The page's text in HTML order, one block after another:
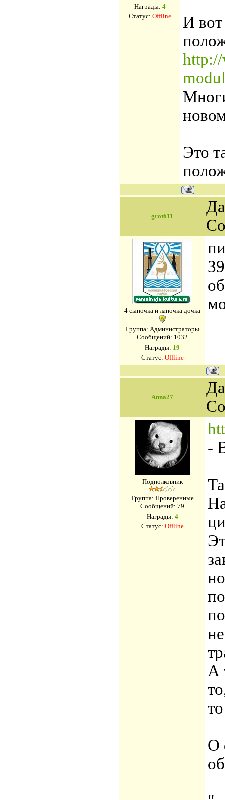
Награды: 4
Статус: Offline
И вот
Это
grot611
4 сыночка и лапочка дочка
Группа: Администраторы
Сообщений: 1032
Награды: 19
Статус: Offline
Anna27
Подполковник
Группа: Проверенные
Сообщений: 79
Награды: 4
Статус: Offline
-
А
О